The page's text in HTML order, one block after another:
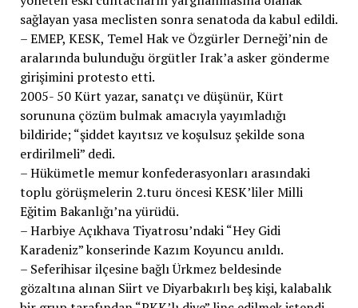
sağlayan yasa meclisten sonra senatoda da kabul edildi.
– EMEP, KESK, Temel Hak ve Özgürler Derneği’nin de
aralarında bulunduğu örgütler Irak’a asker gönderme
girişimini protesto etti.
2005- 50 Kürt yazar, sanatçı ve düşünür, Kürt
sorununa çözüm bulmak amacıyla yayımladığı
bildiride; “şiddet kayıtsız ve koşulsuz şekilde sona
erdirilmeli” dedi.
– Hükümetle memur konfederasyonları arasındaki
toplu görüşmelerin 2.turu öncesi KESK’liler Milli
Eğitim Bakanlığı’na yürüdü.
– Harbiye Açıkhava Tiyatrosu’ndaki “Hey Gidi
Karadeniz” konserinde Kazım Koyuncu anıldı.
– Seferihisar ilçesine bağlı Ürkmez beldesinde
gözaltına alınan Siirt ve Diyarbakırlı beş kişi, kalabalık